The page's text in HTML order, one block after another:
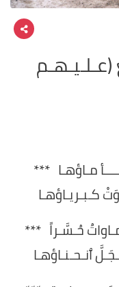
(عـلـيـهـم
مـاؤهـا ***
كـبـريـاؤهـا
حُـسَّـراً ***
ٱنـحـنـاؤهـا